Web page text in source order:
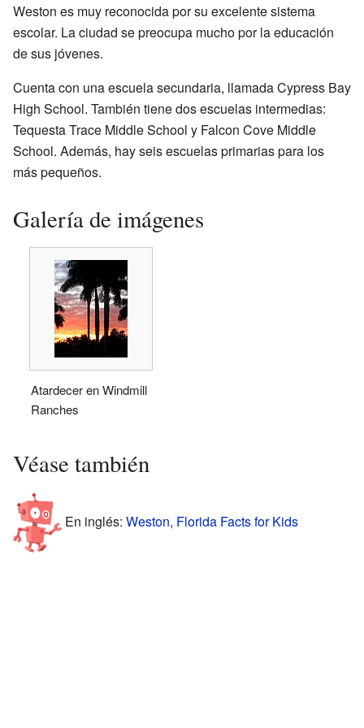
Weston es muy reconocida por su excelente sistema
escolar. La ciudad se preocupa mucho por la educación
de sus jóvenes.
Cuenta con una escuela secundaria, llamada Cypress Bay
High School. También tiene dos escuelas intermedias:
Tequesta Trace Middle School y Falcon Cove Middle
School. Además, hay seis escuelas primarias para los
más pequeños.
Galería de imágenes
Atardecer en Windmill
Ranches
Véase también
En inglés: Weston, Florida Facts for Kids